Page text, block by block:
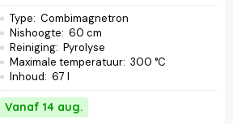
Type: Combimagnetron
Nishoogte: 60 cm
Reiniging: Pyrolyse
Maximale temperatuur: 300 °C
Inhoud: 67 l
Vanaf 14 aug.